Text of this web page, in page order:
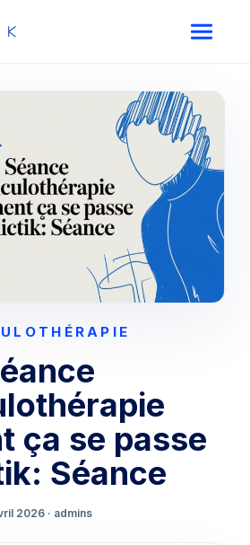
ça se passe
Séance
2026 · admins